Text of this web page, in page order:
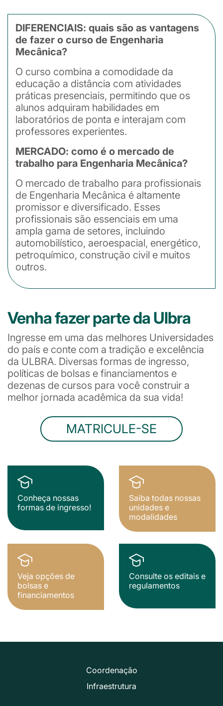
DIFERENCIAIS: quais são as vantagens
de fazer o curso de Engenharia
Mecânica?
O curso combina a comodidade da
educação a distância com atividades
práticas presenciais, permitindo que os
alunos adquiram habilidades em
laboratórios de ponta e interajam com
professores experientes.
MERCADO: como é o mercado de
trabalho para Engenharia Mecânica?
O mercado de trabalho para profissionais
de Engenharia Mecânica é altamente
promissor e diversificado. Esses
profissionais são essenciais em uma
ampla gama de setores, incluindo
automobilístico, aeroespacial, energético,
petroquímico, construção civil e muitos
outros.
Venha fazer parte da Ulbra
Ingresse em uma das melhores Universidades
do país e conte com a tradição e excelência
da ULBRA. Diversas formas de ingresso,
políticas de bolsas e financiamentos e
dezenas de cursos para você construir a
melhor jornada acadêmica da sua vida!
MATRICULE-SE
Conheça nossas
formas de ingresso!
Saiba todas nossas
unidades e
modalidades
Veja opções de
bolsas e
financiamentos
Consulte os editais e
regulamentos
Coordenação
Infraestrutura